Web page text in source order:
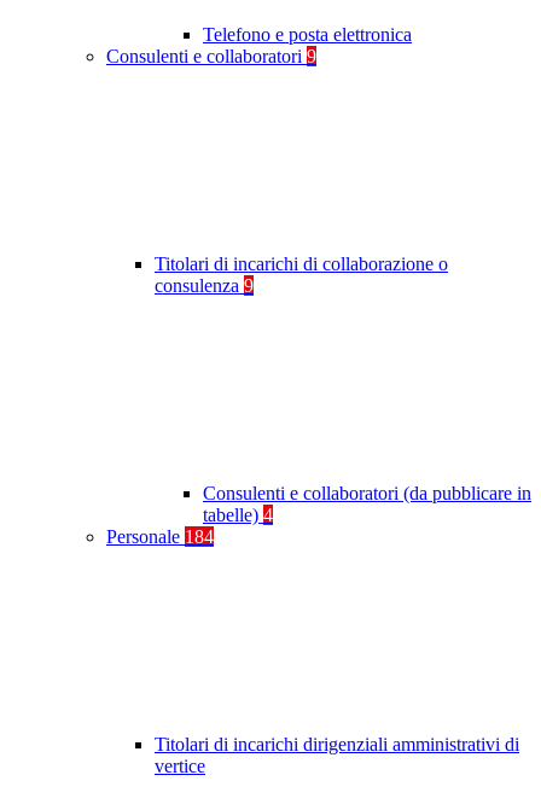
Telefono e posta elettronica
Consulenti e collaboratori 9
Titolari di incarichi di collaborazione o
consulenza 9
Consulenti e collaboratori (da pubblicare in
tabelle) 4
Personale 184
Titolari di incarichi dirigenziali amministrativi di
vertice